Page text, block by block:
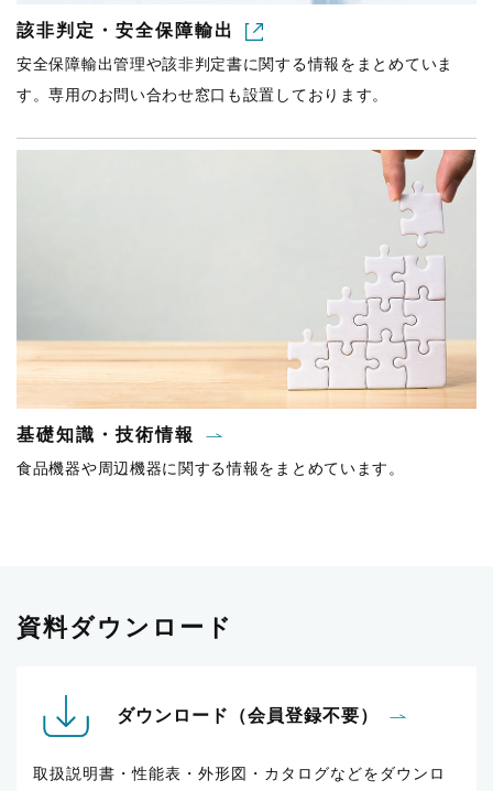
該非判定・安全保障輸出
安全保障輸出管理や該非判定書に関する情報をまとめていま
す。専用のお問い合わせ窓口も設置しております。
基礎知識・技術情報
食品機器や周辺機器に関する情報をまとめています。
資料ダウンロード
ダウンロード（会員登録不要）
取扱説明書・性能表・外形図・カタログなどをダウンロ